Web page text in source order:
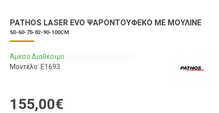
PATHOS LASER EVO ΨΑΡΟΝΤΟΎΦΕΚΟ ΜΕ ΜΟΥΛΙΝΈ
50-60-75-82-90-100CM
Άμεσα Διαθέσιμο
Μοντέλο: E1693
155,00€